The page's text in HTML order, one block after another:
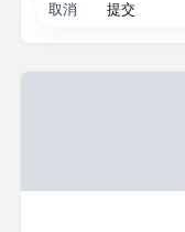
取消 提交